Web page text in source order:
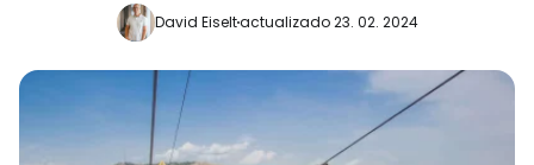
David Eiseltactualizado 23. 02. 2024
Continuar con Facebook
Continuar con Email